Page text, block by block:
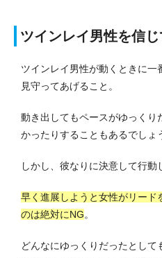
ツインレイ男性を信
ツインレイ男性が動くときに一
見守ってあげること。
動き出してもペースがゆっくり
かったりすることもあるでしょ
しかし、彼なりに決意して行動
早く進展しようと女性がリード
のは絶対にNG。
どんなにゆっくりだったとし